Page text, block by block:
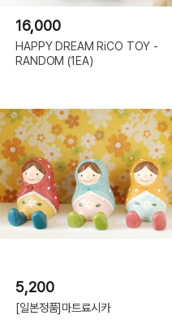
16,000
HAPPY DREAM RiCO TOY -
RANDOM (1EA)
5,200
[일본정품]마트료시카